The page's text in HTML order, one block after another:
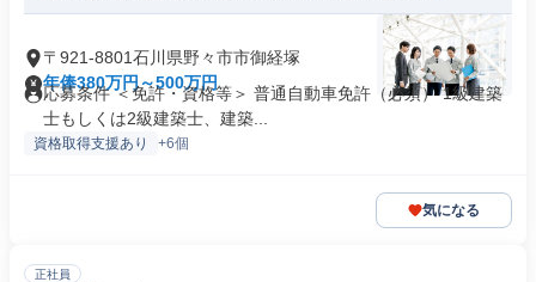
〒921-8801石川県野々市市御経塚
年俸380万円～500万円
応募条件 ＜免許・資格等＞ 普通自動車免許（必須） 1級建築
士もしくは2級建築士、建築...
資格取得支援あり +6個
気になる
正社員